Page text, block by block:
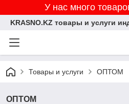
У нас много
KRASNO.KZ товары и услуги
Товары и услуги ОПТОМ
ОПТОМ